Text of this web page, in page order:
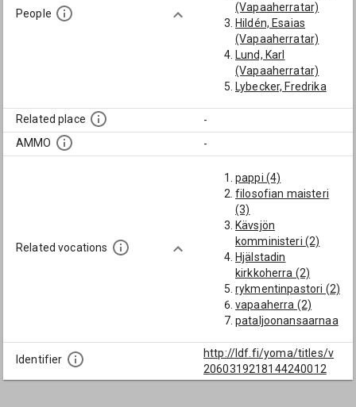
People
(Vapaaherratar)
Hildén, Esaias
(Vapaaherratar)
Lund, Karl
(Vapaaherratar)
Lybecker, Fredrika
(Vapaaherratar)
Weriin, Bo
(Vapaaherratar
Wreden tilainhoitaja
Uudellamaalla)
de la Chapelle,
Augusta Kristina
von Bonsdorff,
Aurora Vilhelmina
von Mengden,
Vilhelmine Charlotta
Related place
-
AMMO
-
Related vocations
pappi (4)
filosofian maisteri
(3)
Kävsjön
komministeri (2)
Hjälstadin
kirkkoherra (2)
rykmentinpastori (2)
vapaaherra (2)
pataljoonansaarnaa
kirjallisuussalongin
emäntä (1)
Turun hovioikeuden
Identifier
http://ldf.fi/yoma/titles/v
2060319218144240012